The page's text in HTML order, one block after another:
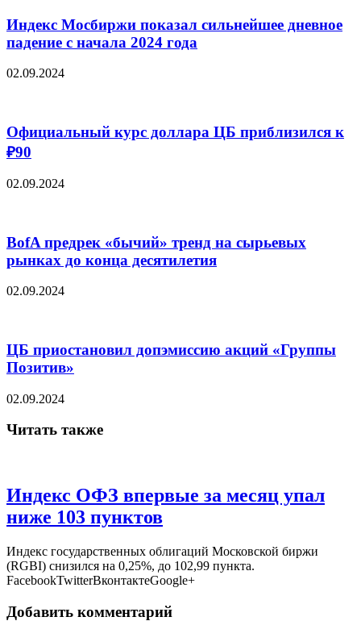
Индекс Мосбиржи показал сильнейшее дневное
падение с начала 2024 года
02.09.2024
Официальный курс доллара ЦБ приблизился к
₽90
02.09.2024
BofA предрек «бычий» тренд на сырьевых
рынках до конца десятилетия
02.09.2024
ЦБ приостановил допэмиссию акций «Группы
Позитив»
02.09.2024
Читать также
Индекс ОФЗ впервые за месяц упал
ниже 103 пунктов
Индекс государственных облигаций Московской биржи
(RGBI) снизился на 0,25%, до 102,99 пункта.
FacebookTwitterВконтактеGoogle+
Добавить комментарий